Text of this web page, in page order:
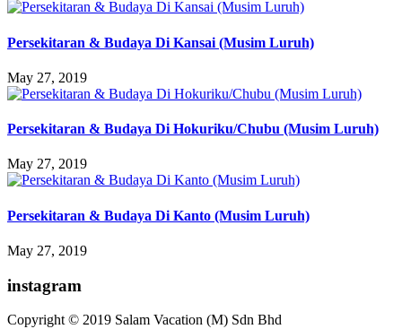
Persekitaran & Budaya Di Kansai (Musim Luruh)
May 27, 2019
Persekitaran & Budaya Di Hokuriku/Chubu (Musim Luruh)
May 27, 2019
Persekitaran & Budaya Di Kanto (Musim Luruh)
May 27, 2019
instagram
Copyright © 2019 Salam Vacation (M) Sdn Bhd